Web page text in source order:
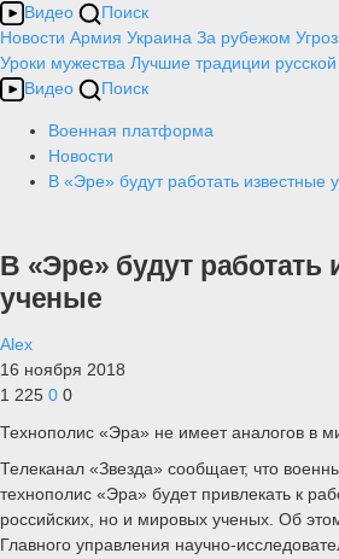
Видео
Поиск
Новости Армия Украина За рубежом
Уроки мужества Лучшие традиции
Видео
Поиск
Военная платформа
Новости
В «Эре» будут работать известные
В «Эре» будут работать
ученые
Alex
16 ноября 2018
1 225 0 0
Технополис «Эра» не имеет аналогов в
Телеканал «Звезда» сообщает, что
технополис «Эра» будет привлекать к
российских, но и мировых ученых. Об
Главного управления научно-